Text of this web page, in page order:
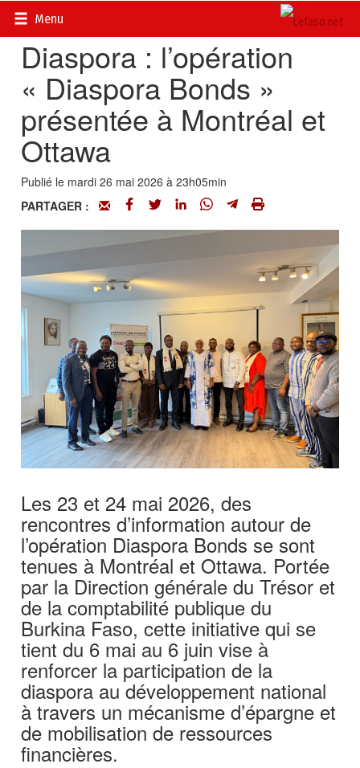
Menu
Accueil>
Diaspora : l’opération
« Diaspora Bonds »
présentée à Montréal et
Ottawa
Publié le mardi 26 mai 2026 à 23h05min
PARTAGER :
Les 23 et 24 mai 2026, des
rencontres d’information autour de
l’opération Diaspora Bonds se sont
tenues à Montréal et Ottawa. Portée
par la Direction générale du Trésor et
de la comptabilité publique du
Burkina Faso, cette initiative qui se
tient du 6 mai au 6 juin vise à
renforcer la participation de la
diaspora au développement national
à travers un mécanisme d’épargne et
de mobilisation de ressources
financières.